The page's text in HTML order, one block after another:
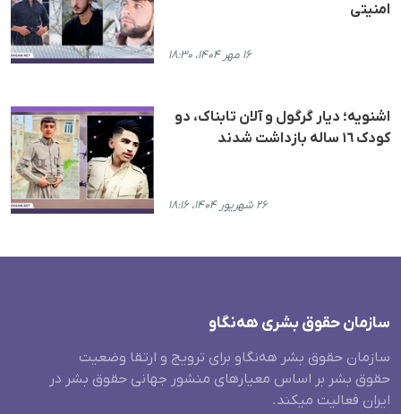
امنیتی
۱۶ مهر ۱۴۰۴، ۱۸:۳۰
اشنویه؛ دیار گرگول و آلان تابناک، دو
کودک ١٦ ساله بازداشت شدند
۲۶ شهریور ۱۴۰۴، ۱۸:۱۶
سازمان حقوق بشری هەنگاو
سازمان حقوق بشر هه‌نگاو برای ترویج و ارتقا وضعیت
حقوق بشر بر اساس معیارهای منشور جهانی حقوق بشر در
ایران فعالیت میکند.